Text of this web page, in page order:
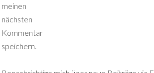
meinen
nächsten
Kommentar
speichern.